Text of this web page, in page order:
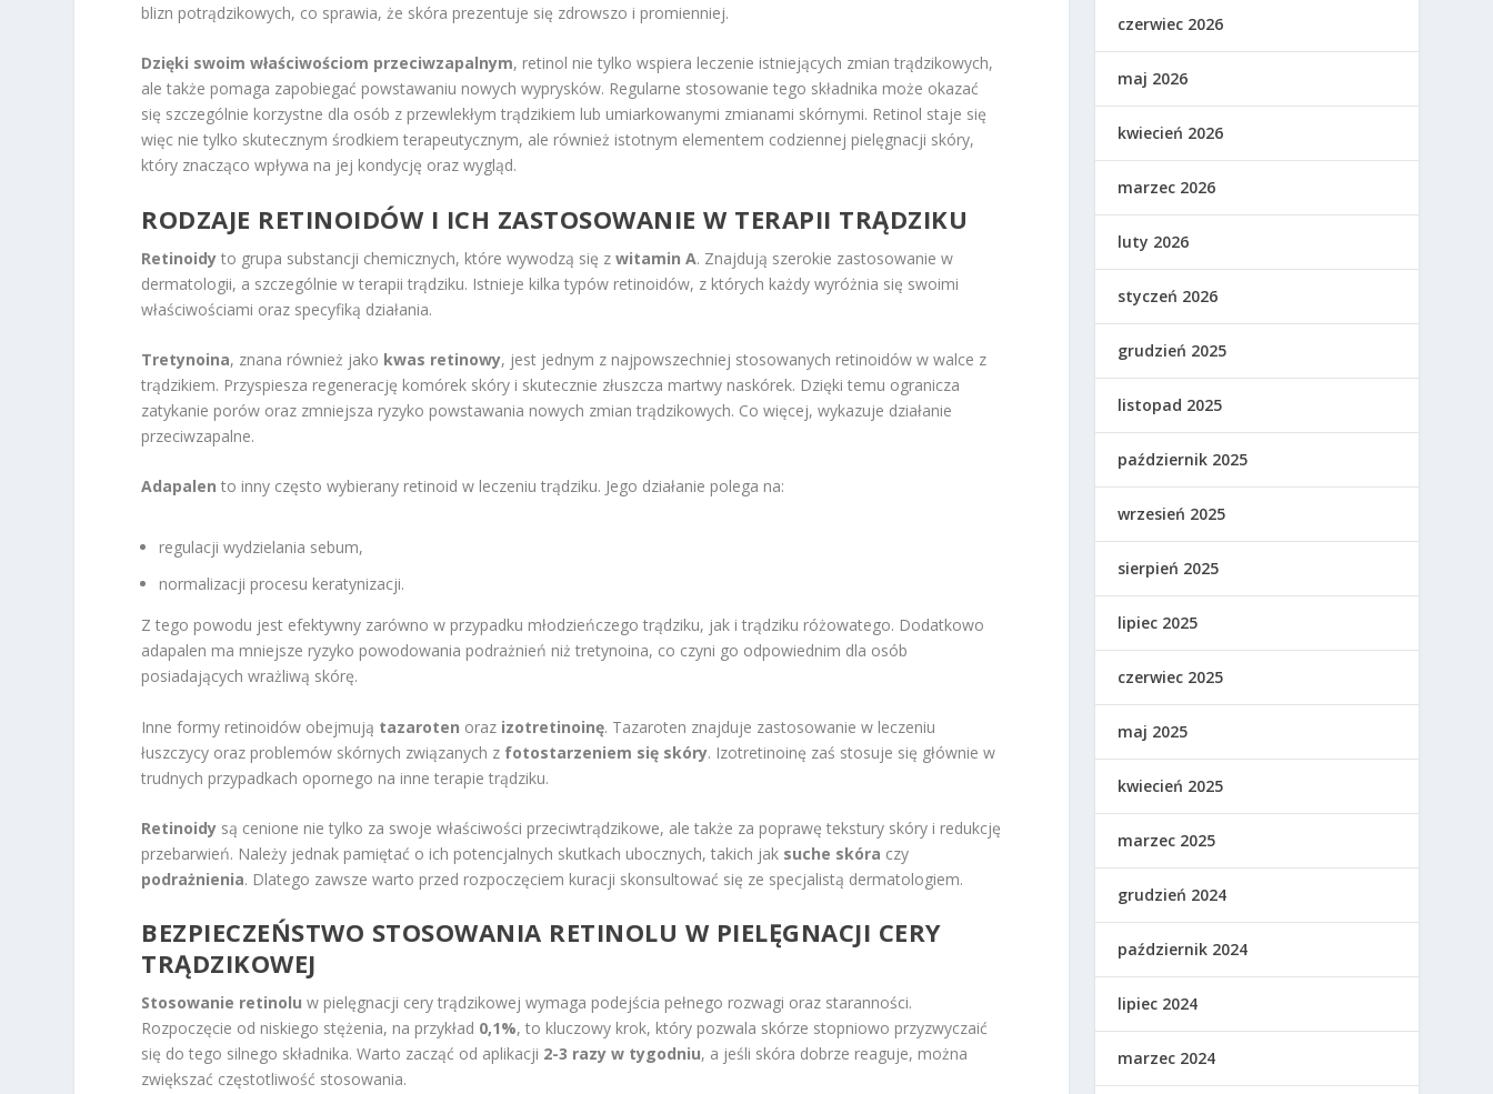
blizn potrądzikowych, co sprawia, że skóra prezentuje się zdrowszo i promienniej.
Dzięki swoim właściwościom przeciwzapalnym, retinol nie tylko wspiera leczenie istniejących zmian trądzikowych,
ale także pomaga zapobiegać powstawaniu nowych wyprysków. Regularne stosowanie tego składnika może okazać
się szczególnie korzystne dla osób z przewlekłym trądzikiem lub umiarkowanymi zmianami skórnymi. Retinol staje się
więc nie tylko skutecznym środkiem terapeutycznym, ale również istotnym elementem codziennej pielęgnacji skóry,
który znacząco wpływa na jej kondycję oraz wygląd.
RODZAJE RETINOIDÓW I ICH ZASTOSOWANIE W TERAPII TRĄDZIKU
Retinoidy to grupa substancji chemicznych, które wywodzą się zwitamin A. Znajdują szerokie zastosowanie w
dermatologii, a szczególnie w terapii trądziku. Istnieje kilka typów retinoidów, z których każdy wyróżnia się swoimi
właściwościami oraz specyfiką działania.
Tretynoina, znana również jako kwas retinowy, jest jednym z najpowszechniej stosowanych retinoidów w walce z
trądzikiem. Przyspiesza regenerację komórek skóry i skutecznie złuszcza martwy naskórek. Dzięki temu ogranicza
zatykanie porów oraz zmniejsza ryzyko powstawania nowych zmian trądzikowych. Co więcej, wykazuje działanie
przeciwzapalne.
Adapalen to inny często wybierany retinoid w leczeniu trądziku. Jego działanie polega na:
regulacji wydzielania sebum,
normalizacji procesu keratynizacji.
Z tego powodu jest efektywny zarówno w przypadku młodzieńczego trądziku, jak i trądziku różowatego. Dodatkowo
adapalen ma mniejsze ryzyko powodowania podrażnień niż tretynoina, co czyni go odpowiednim dla osób
posiadających wrażliwą skórę.
Inne formy retinoidów obejmują tazaroten oraz izotretinoinę. Tazaroten znajduje zastosowanie w leczeniu
łuszczycy oraz problemów skórnych związanych z fotostarzeniem się skóry. Izotretinoinę zaś stosuje się głównie w
trudnych przypadkach opornego na inne terapie trądziku.
Retinoidy są cenione nie tylko za swoje właściwości przeciwtrądzikowe, ale także za poprawę tekstury skóry i redukcję
przebarwień. Należy jednak pamiętać o ich potencjalnych skutkach ubocznych, takich jak suche skóra czy
podrażnienia. Dlatego zawsze warto przed rozpoczęciem kuracji skonsultować się ze specjalistą dermatologiem.
BEZPIECZEŃSTWO STOSOWANIA RETINOLU W PIELĘGNACJI CERY
TRĄDZIKOWEJ
Stosowanie retinolu w pielęgnacji cery trądzikowej wymaga podejścia pełnego rozwagi oraz staranności.
Rozpoczęcie od niskiego stężenia, na przykład 0,1%, to kluczowy krok, który pozwala skórze stopniowo przyzwyczaić
się do tego silnego składnika. Warto zacząć od aplikacji 2-3 razy w tygodniu, a jeśli skóra dobrze reaguje, można
zwiększać częstotliwość stosowania.
czerwiec 2026
maj 2026
kwiecień 2026
marzec 2026
luty 2026
styczeń 2026
grudzień 2025
listopad 2025
październik 2025
wrzesień 2025
sierpień 2025
lipiec 2025
czerwiec 2025
maj 2025
kwiecień 2025
marzec 2025
grudzień 2024
październik 2024
lipiec 2024
marzec 2024